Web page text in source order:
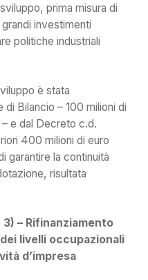
prima misura di
investimenti
politiche industriali
è stata
di Bilancio – 100 milioni di
e dal Decreto c.d.
400 milioni di euro
garantire la continuità
risultata
– Rifinanziamento
livelli occupazionali
d’impresa